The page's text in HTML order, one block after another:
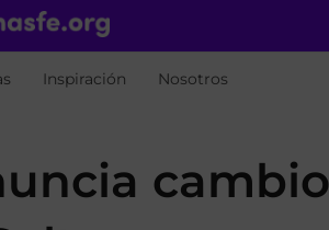
Inspiración Nosotros